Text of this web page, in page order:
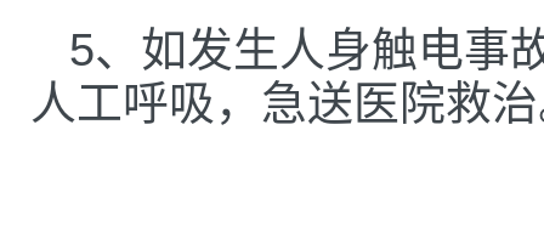
5、如发生人身触电事
人工呼吸，急送医院救